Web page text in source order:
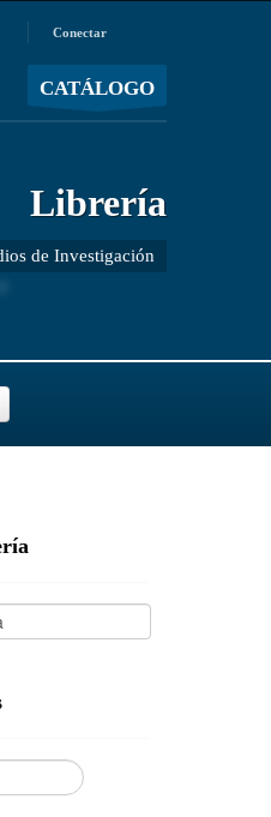
Conectar
/ MOSTRAR CARRO
CATÁLOGO
Librería
de Investigación